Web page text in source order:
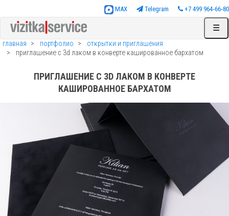
MAX Telegram +7 499 964‑66‑80
☰
главная
портфолио
открытки и приглашения
приглашение с 3d лаком в конверте кашированное бархатом
ПРИГЛАШЕНИЕ С 3D ЛАКОМ В КОНВЕРТЕ
КАШИРОВАННОЕ БАРХАТОМ